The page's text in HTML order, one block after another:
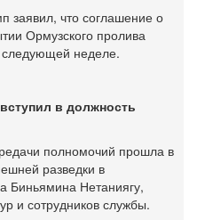
заявил, что соглашение о
Ормузского пролива
следующей неделе.
в должность
полномочий прошла в
разведки в
Биньямина Нетаниягу,
и сотрудников службы.